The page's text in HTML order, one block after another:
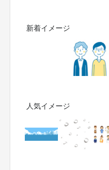
新着イメージ
人気イメージ